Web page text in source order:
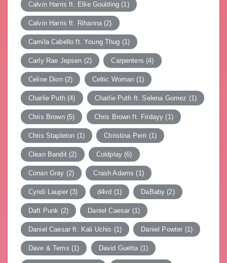
Calvin Harris ft. Ellie Goulding (1)
Calvin Harris ft. Rihanna (2)
Camila Cabello ft. Young Thug (1)
Carly Rae Jepsen (2) Carpenters (4)
Celine Dion(2) Celtic Woman (1)
Charlie Puth(4) Charlie Puth ft. Selena Gomez (1)
Chris Brown(5) Chris Brown ft. Fridayy (1)
Chris Stapleton (1) Christina Perri (1)
Clean Bandit(2) Coldplay (6)
Conan Gray (2) Crash Adams (1)
Cyndi Lauper(3) d4vd (1) DaBaby (2)
Daft Punk (2) Daniel Caesar (1)
Daniel Caesar ft. Kali Uchis (1) Daniel Powter (1)
Dave & Tems (1) David Guetta (1)